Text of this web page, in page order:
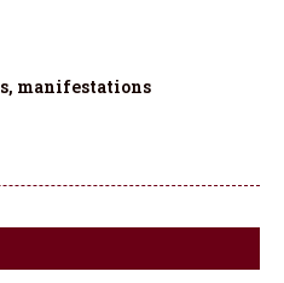
manifestations